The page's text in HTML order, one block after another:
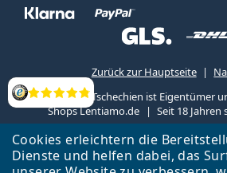
Cookies erleichtern die
Dienste und helfen dabei, das
Bewertung
Zurück zur Hauptseite
Lentiamo s.r.o., Tschechien ist Eigentümer
Shops Lentiamo.de
Seit 18 Jahren